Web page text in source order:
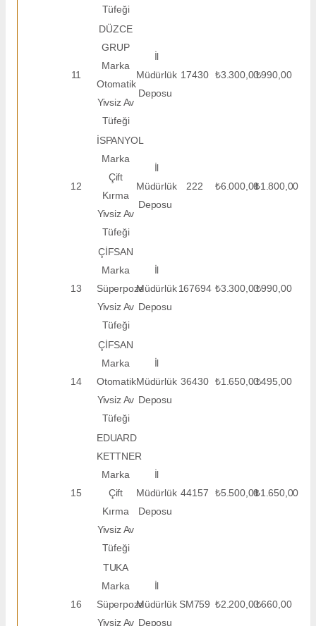
Tüfeği
11
DÜZCE
GRUP
Marka
Otomatik
Yivsiz Av
Tüfeği
İl
Müdürlük
Deposu
17430 ₺3.300,00₺990,00
12
İSPANYOL
Marka
Çift
Kırma
Yivsiz Av
Tüfeği
İl
Müdürlük
Deposu
222 ₺6.000,00₺1.800,00
13
ÇİFSAN
Marka
Süperpoze
Yivsiz Av
Tüfeği
İl
Müdürlük
Deposu
167694 ₺3.300,00₺990,00
14
ÇİFSAN
Marka
Otomatik
Yivsiz Av
Tüfeği
İl
Müdürlük
Deposu
36430 ₺1.650,00₺495,00
15
EDUARD
KETTNER
Marka
Çift
Kırma
Yivsiz Av
Tüfeği
İl
Müdürlük
Deposu
44157 ₺5.500,00₺1.650,00
16
TUKA
Marka
Süperpoze
Yivsiz Av
İl
Müdürlük
Deposu
SM759 ₺2.200,00₺660,00